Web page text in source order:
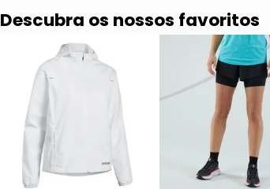
Descubra os nossos favoritos